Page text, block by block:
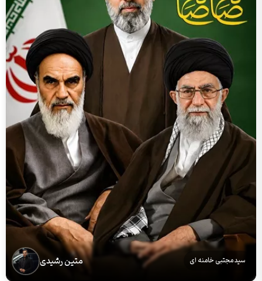
سید مجتبی خامنه ای متین رشیدی